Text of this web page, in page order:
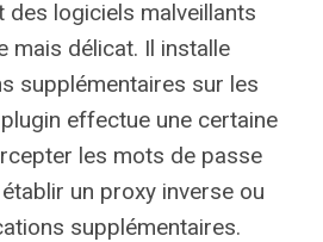
des logiciels malveillants
mais délicat. Il installe
supplémentaires sur les
effectue une certaine
les mots de passe
un proxy inverse ou
supplémentaires.